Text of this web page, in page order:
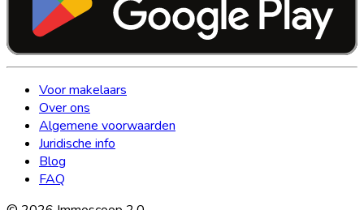
Voor makelaars
Over ons
Algemene voorwaarden
Juridische info
Blog
FAQ